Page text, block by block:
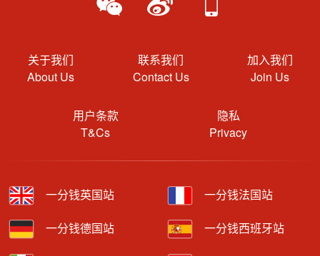
关于我们
About Us
联系我们
Contact Us
加入我们
Join Us
用户条款
T&Cs
隐私
Privacy
一分钱英国站 一分钱法国站
一分钱德国站 一分钱西班牙站